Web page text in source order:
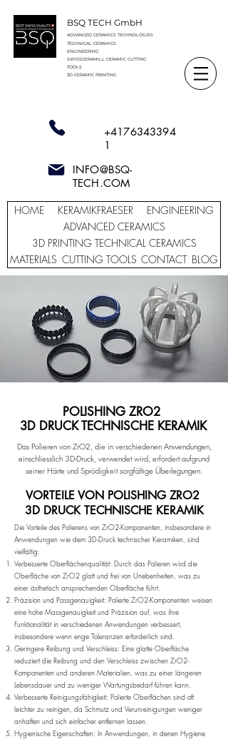
BSQ TECH GmbH
ADVANCED CERAMICS TECHNOLOGIES
TECHNICAL CERAMICS
ENGINEERING
SWISSCERAMILL CERAMIC CUTTING
TOOLS
3D CERAMIC PRINTING
+4176343394
1
INFO@BSQ-
TECH.COM
HOME
KERAMIKFRAESER
ENGINEERING
ADVANCED CERAMICS
3D PRINTING TECHNICAL CERAMICS
MATERIALS CUTTING TOOLS CONTACT BLOG
POLISHING ZRO2
3D DRUCK TECHNISCHE KERAMIK
Das Polieren von ZrO2, die in verschiedenen Anwendungen,
einschliesslich 3D-Druck, verwendet wird, erfordert aufgrund
seiner Härte und Sprödigkeit sorgfältige Überlegungen.
VORTEILE VON POLISHING ZRO2
3D DRUCK TECHNISCHE KERAMIK
Die Vorteile des Polierens von ZrO2-Komponenten, insbesondere in
Anwendungen wie dem 3D-Druck technischer Keramiken, sind
vielfältig:
Verbesserte Oberflächenqualität: Durch das Polieren wird die
Oberfläche von ZrO2 glatt und frei von Unebenheiten, was zu
einer ästhetisch ansprechenden Oberfläche führt.
Präzision und Passgenauigkeit: Polierte ZrO2-Komponenten weisen
eine hohe Massgenauigkeit und Präzision auf, was ihre
Funktionalität in verschiedenen Anwendungen verbessert,
insbesondere wenn enge Toleranzen erforderlich sind.
Geringere Reibung und Verschleiss: Eine glatte Oberfläche
reduziert die Reibung und den Verschleiss zwischen ZrO2-
Komponenten und anderen Materialien, was zu einer längeren
Lebensdauer und zu weniger Wartungsbedarf führen kann.
Verbesserte Reinigungsfähigkeit: Polierte Oberflächen sind oft
leichter zu reinigen, da Schmutz und Verunreinigungen weniger
anhaften und sich einfacher entfernen lassen.
Hygienische Eigenschaften: In Anwendungen, in denen Hygiene